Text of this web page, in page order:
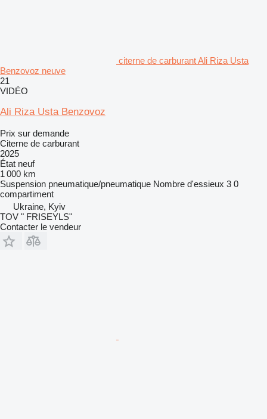
citerne de carburant Ali Riza Usta
Benzovoz neuve
21
VIDÉO
Ali Riza Usta Benzovoz
Prix sur demande
Citerne de carburant
2025
État neuf
1 000 km
Suspension pneumatique/pneumatique Nombre d'essieux 3 0
compartiment
Ukraine, Kyiv
TOV " FRISEYLS"
Contacter le vendeur